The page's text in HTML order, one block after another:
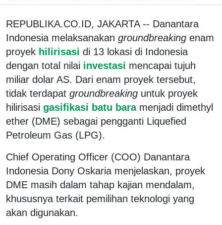
REPUBLIKA.CO.ID, JAKARTA -- Danantara
Indonesia melaksanakan groundbreaking enam
proyek hilirisasi di 13 lokasi di Indonesia
dengan total nilai investasi mencapai tujuh
miliar dolar AS. Dari enam proyek tersebut,
tidak terdapat groundbreaking untuk proyek
hilirisasi gasifikasi batu bara menjadi dimethyl
ether (DME) sebagai pengganti Liquefied
Petroleum Gas (LPG).
Chief Operating Officer (COO) Danantara
Indonesia Dony Oskaria menjelaskan, proyek
DME masih dalam tahap kajian mendalam,
khususnya terkait pemilihan teknologi yang
akan digunakan.